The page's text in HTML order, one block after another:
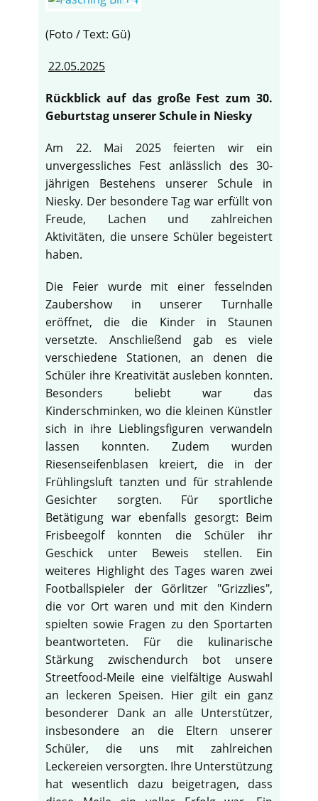
(Foto / Text: Gü)
22.05.2025
Rückblick auf das große Fest zum 30.
Geburtstag unserer Schule in Niesky
Am 22. Mai 2025 feierten wir ein
unvergessliches Fest anlässlich des 30-
jährigen Bestehens unserer Schule in
Niesky. Der besondere Tag war erfüllt von
Freude, Lachen und zahlreichen
Aktivitäten, die unsere Schüler begeistert
haben.
Die Feier wurde mit einer fesselnden
Zaubershow in unserer Turnhalle
eröffnet, die die Kinder in Staunen
versetzte. Anschließend gab es viele
verschiedene Stationen, an denen die
Schüler ihre Kreativität ausleben konnten.
Besonders beliebt war das
Kinderschminken, wo die kleinen Künstler
sich in ihre Lieblingsfiguren verwandeln
lassen konnten. Zudem wurden
Riesenseifenblasen kreiert, die in der
Frühlingsluft tanzten und für strahlende
Gesichter sorgten. Für sportliche
Betätigung war ebenfalls gesorgt: Beim
Frisbeegolf konnten die Schüler ihr
Geschick unter Beweis stellen. Ein
weiteres Highlight des Tages waren zwei
Footballspieler der Görlitzer "Grizzlies",
die vor Ort waren und mit den Kindern
spielten sowie Fragen zu den Sportarten
beantworteten. Für die kulinarische
Stärkung zwischendurch bot unsere
Streetfood-Meile eine vielfältige Auswahl
an leckeren Speisen. Hier gilt ein ganz
besonderer Dank an alle Unterstützer,
insbesondere an die Eltern unserer
Schüler, die uns mit zahlreichen
Leckereien versorgten. Ihre Unterstützung
hat wesentlich dazu beigetragen, dass